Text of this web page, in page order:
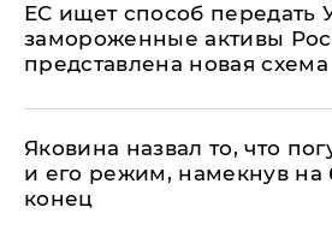
ЕС ищет способ передать
замороженные активы
представлена новая схема
Яковина назвал то, что
и его режим, намекнув на
конец